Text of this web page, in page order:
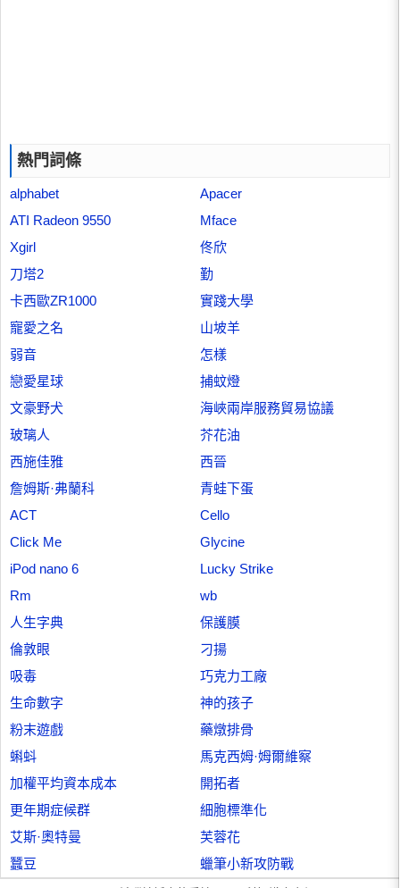
熱門詞條
alphabet
Apacer
ATI Radeon 9550
Mface
Xgirl
佟欣
刀塔2
勤
卡西歐ZR1000
實踐大學
寵愛之名
山坡羊
弱音
怎樣
戀愛星球
捕蚊燈
文豪野犬
海峽兩岸服務貿易協議
玻璃人
芥花油
西施佳雅
西晉
詹姆斯·弗蘭科
青蛙下蛋
ACT
Cello
Click Me
Glycine
iPod nano 6
Lucky Strike
Rm
wb
人生字典
保護膜
倫敦眼
刁揚
吸毒
巧克力工廠
生命數字
神的孩子
粉末遊戲
藥燉排骨
蝌蚪
馬克西姆·姆爾維察
加權平均資本成本
開拓者
更年期症候群
細胞標準化
艾斯·奧特曼
芙蓉花
蠶豆
蠟筆小新攻防戰